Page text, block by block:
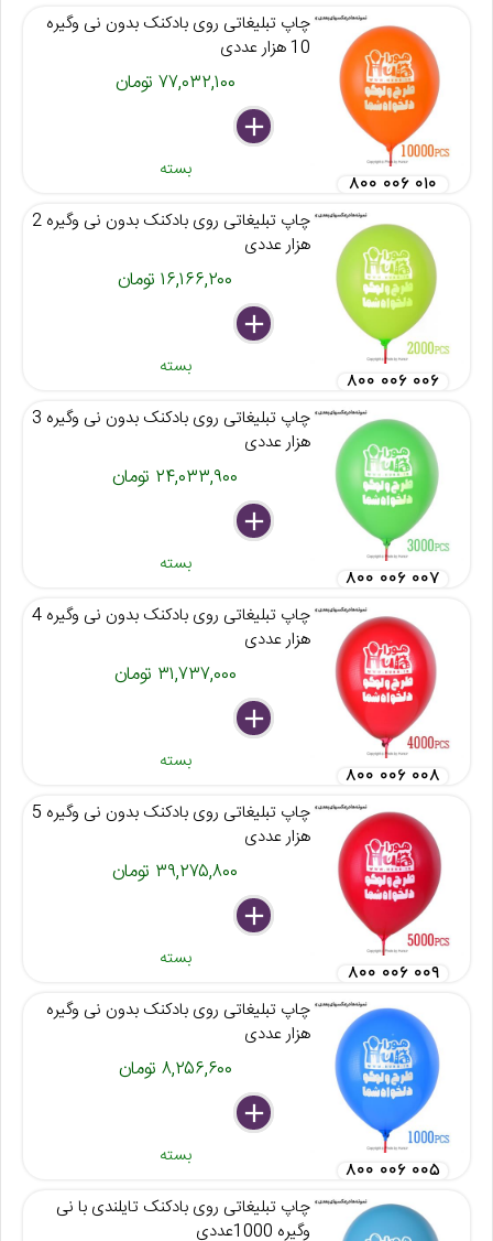
چاپ تبلیغاتی روی بادکنک بدون نی وگیره
10 هزار عددی
۷۷,۰۳۲,۱۰۰ تومان
delete
remove
add
بسته
۸۰۰ ۰۰۶ ۰۱۰
چاپ تبلیغاتی روی بادکنک بدون نی وگیره 2
هزار عددی
۱۶,۱۶۶,۲۰۰ تومان
delete
remove
add
بسته
۸۰۰ ۰۰۶ ۰۰۶
چاپ تبلیغاتی روی بادکنک بدون نی وگیره 3
هزار عددی
۲۴,۰۳۳,۹۰۰ تومان
delete
remove
add
بسته
۸۰۰ ۰۰۶ ۰۰۷
چاپ تبلیغاتی روی بادکنک بدون نی وگیره 4
هزار عددی
۳۱,۷۳۷,۰۰۰ تومان
delete
remove
add
بسته
۸۰۰ ۰۰۶ ۰۰۸
چاپ تبلیغاتی روی بادکنک بدون نی وگیره 5
هزار عددی
۳۹,۲۷۵,۸۰۰ تومان
delete
remove
add
بسته
۸۰۰ ۰۰۶ ۰۰۹
چاپ تبلیغاتی روی بادکنک بدون نی وگیره
هزار عددی
۸,۲۵۶,۶۰۰ تومان
delete
remove
add
بسته
۸۰۰ ۰۰۶ ۰۰۵
چاپ تبلیغاتی روی بادکنک تایلندی با نی
وگیره 1000عددی